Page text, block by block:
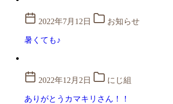
2022年7月12日 お知らせ
暑くても♪
2022年12月2日 にじ組
ありがとうカマキリさん！！